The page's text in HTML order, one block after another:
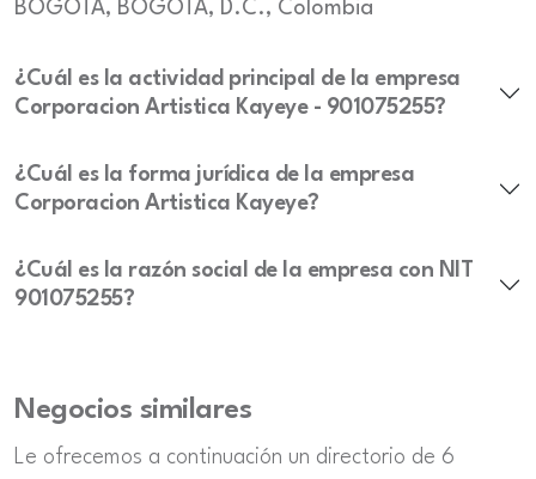
BOGOTA, BOGOTA, D.C., Colombia
¿Cuál es la actividad principal de la empresa
Corporacion Artistica Kayeye - 901075255?
¿Cuál es la forma jurídica de la empresa
Corporacion Artistica Kayeye?
¿Cuál es la razón social de la empresa con NIT
901075255?
Negocios similares
Le ofrecemos a continuación un directorio de 6